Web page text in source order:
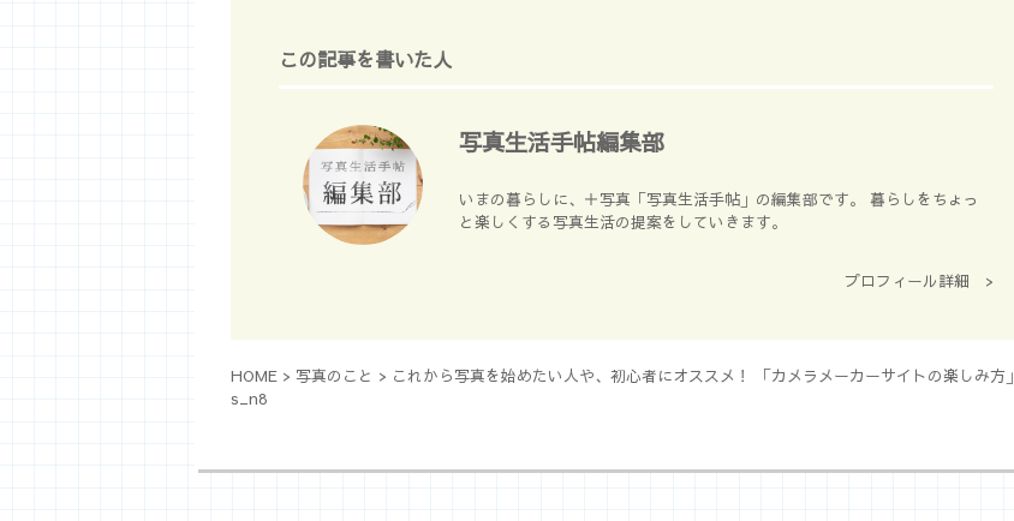
この記事を書いた人
写真生活手帖編集部
いまの暮らしに、＋写真「写真生活手帖」の編集部です。 暮らしをちょっ
と楽しくする写真生活の提案をしていきます。
プロフィール詳細 >
HOME > 写真のこと > これから写真を始めたい人や、初心者にオススメ！ 「カメラメーカーサイトの楽しみ方」
s_n8